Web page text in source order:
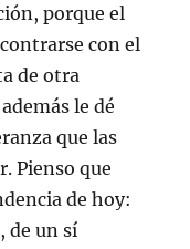
porque el
con el
de otra
le dé
que las
Pienso que
de hoy:
de un sí